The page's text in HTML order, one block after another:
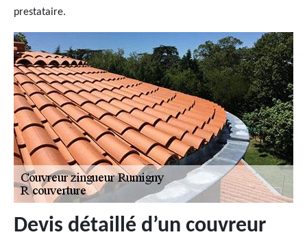
prestataire.
Devis détaillé d’un couvreur